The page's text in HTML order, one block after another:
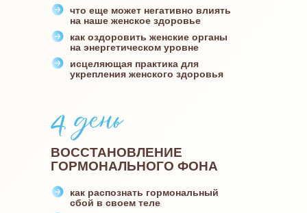
что еще может негативно влиять
на наше женское здоровье
как оздоровить женские органы
на энергетическом уровне
исцеляющая практика для
укрепления женского здоровья
как распознать гормональный
сбой в своем теле
ВОССТАНОВЛЕНИЕ
ГОРМОНАЛЬНОГО ФОНА